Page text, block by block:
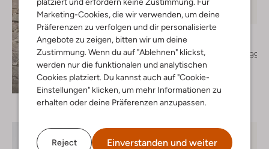
Marketing-Cookies, die wir verwenden, um deine
Präferenzen zu verfolgen und dir personalisierte
Angebote zu zeigen, bitten wir um deine
Zustimmung. Wenn du auf "Ablehnen" klickst,
werden nur die funktionalen und analytischen
Cookies platziert. Du kannst auch auf "Cookie-
Einstellungen" klicken, um mehr Informationen zu
erhalten oder deine Präferenzen anzupassen.
Reject Einverstanden und weiter
Entdecke den Look
Letzter Artikel
-20%
Bibi Lou
€ 149,99
€ 119,99
+ mehr farben